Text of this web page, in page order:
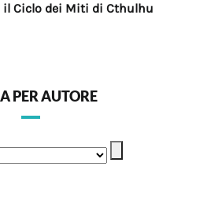
il Ciclo dei Miti di Cthulhu
PER AUTORE